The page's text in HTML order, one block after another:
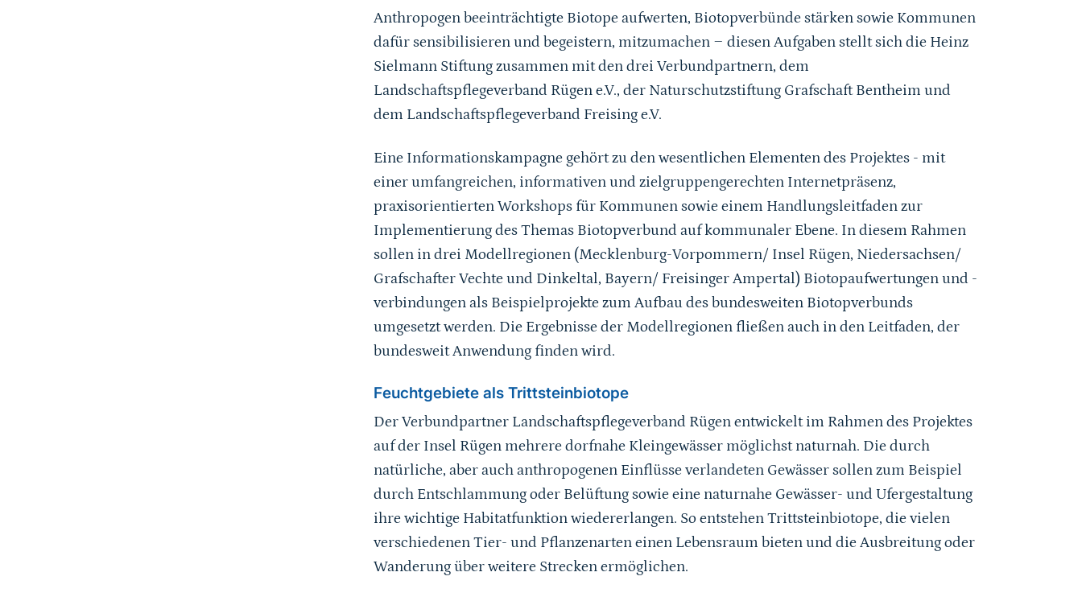
Anthropogen beeinträchtigte Biotope aufwerten, Biotopverbünde stärken sowie Kommunen
dafür sensibilisieren und begeistern, mitzumachen ‒ diesen Aufgaben stellt sich die Heinz
Sielmann Stiftung zusammen mit den drei Verbundpartnern, dem
Landschaftspflegeverband Rügen e.V., der Naturschutzstiftung Grafschaft Bentheim und
dem Landschaftspflegeverband Freising e.V.
Eine Informationskampagne gehört zu den wesentlichen Elementen des Projektes - mit
einer umfangreichen, informativen und zielgruppengerechten Internetpräsenz,
praxisorientierten Workshops für Kommunen sowie einem Handlungsleitfaden zur
Implementierung des Themas Biotopverbund auf kommunaler Ebene. In diesem Rahmen
sollen in drei Modellregionen (Mecklenburg-Vorpommern/ Insel Rügen, Niedersachsen/
Grafschafter Vechte und Dinkeltal, Bayern/ Freisinger Ampertal) Biotopaufwertungen und -
verbindungen als Beispielprojekte zum Aufbau des bundesweiten Biotopverbunds
umgesetzt werden. Die Ergebnisse der Modellregionen fließen auch in den Leitfaden, der
bundesweit Anwendung finden wird.
Feuchtgebiete als Trittsteinbiotope
Der Verbundpartner Landschaftspflegeverband Rügen entwickelt im Rahmen des Projektes
auf der Insel Rügen mehrere dorfnahe Kleingewässer möglichst naturnah. Die durch
natürliche, aber auch anthropogenen Einflüsse verlandeten Gewässer sollen zum Beispiel
durch Entschlammung oder Belüftung sowie eine naturnahe Gewässer- und Ufergestaltung
ihre wichtige Habitatfunktion wiedererlangen. So entstehen Trittsteinbiotope, die vielen
verschiedenen Tier- und Pflanzenarten einen Lebensraum bieten und die Ausbreitung oder
Wanderung über weitere Strecken ermöglichen.